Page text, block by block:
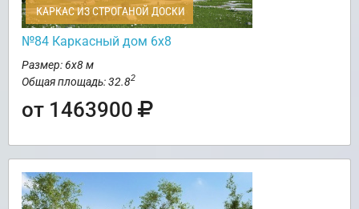
КАРКАС ИЗ СТРОГАНОЙ ДОСКИ
№84 Каркасный дом 6х8
Размер: 6х8 м
Общая площадь: 32.82
от 1463900